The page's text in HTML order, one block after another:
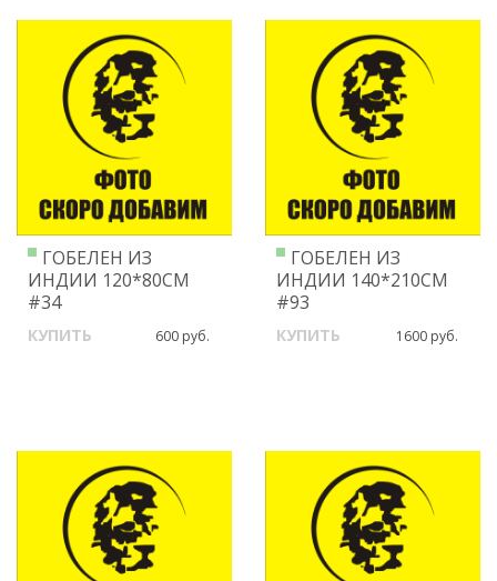
ГОБЕЛЕН ИЗ
ИНДИИ 120*80СМ
#34
КУПИТЬ 600 руб.
ГОБЕЛЕН ИЗ
ИНДИИ 140*210СМ
#93
КУПИТЬ 1600 руб.